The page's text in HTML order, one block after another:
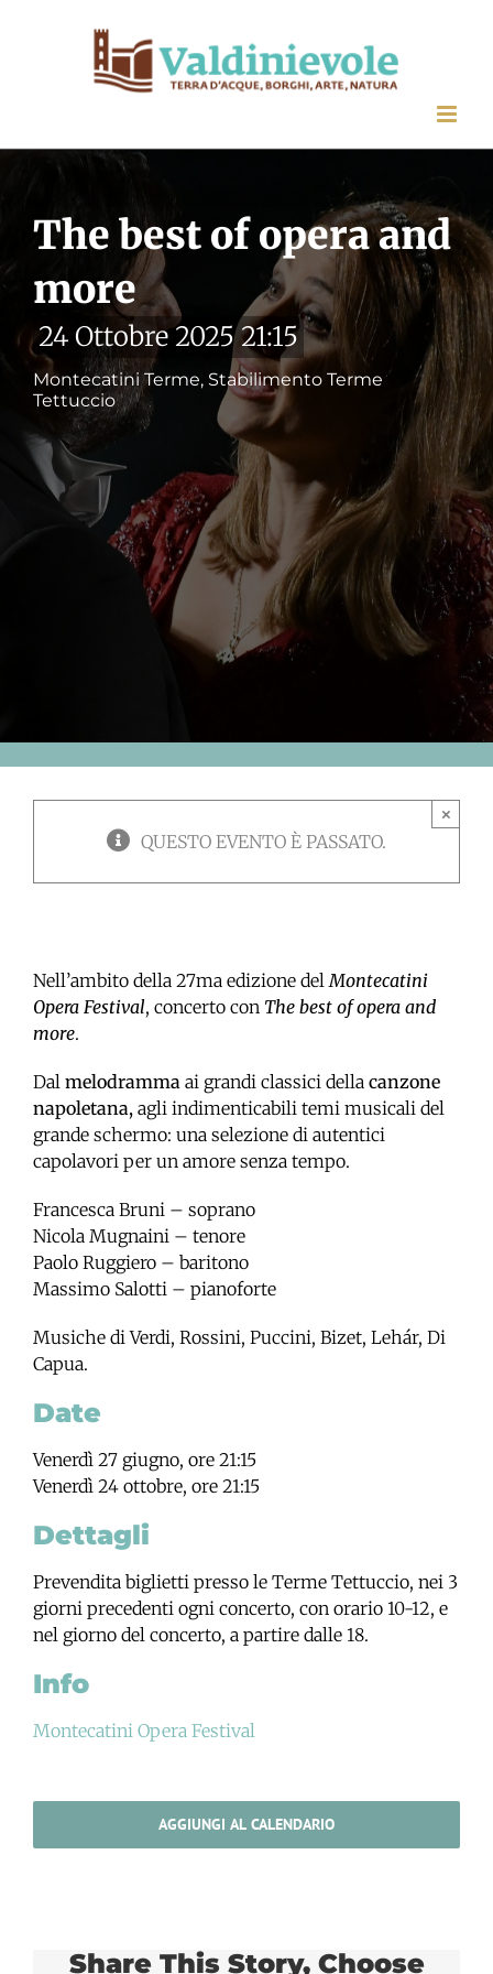
The best of opera and
more
24 Ottobre 2025 21:15
Montecatini Terme, Stabilimento Terme
Tettuccio
QUESTO EVENTO È PASSATO.
×
Nell’ambito della 27ma edizione del Montecatini
Opera Festival, concerto con The best of opera and
more.
Dal melodramma ai grandi classici della canzone
napoletana, agli indimenticabili temi musicali del
grande schermo: una selezione di autentici
capolavori per un amore senza tempo.
Francesca Bruni – soprano
Nicola Mugnaini – tenore
Paolo Ruggiero – baritono
Massimo Salotti – pianoforte
Musiche di Verdi, Rossini, Puccini, Bizet, Lehár, Di
Capua.
Date
Venerdì 27 giugno, ore 21:15
Venerdì 24 ottobre, ore 21:15
Dettagli
Prevendita biglietti presso le Terme Tettuccio, nei 3
giorni precedenti ogni concerto, con orario 10-12, e
nel giorno del concerto, a partire dalle 18.
Info
Montecatini Opera Festival
AGGIUNGI AL CALENDARIO
Share This Story, Choose